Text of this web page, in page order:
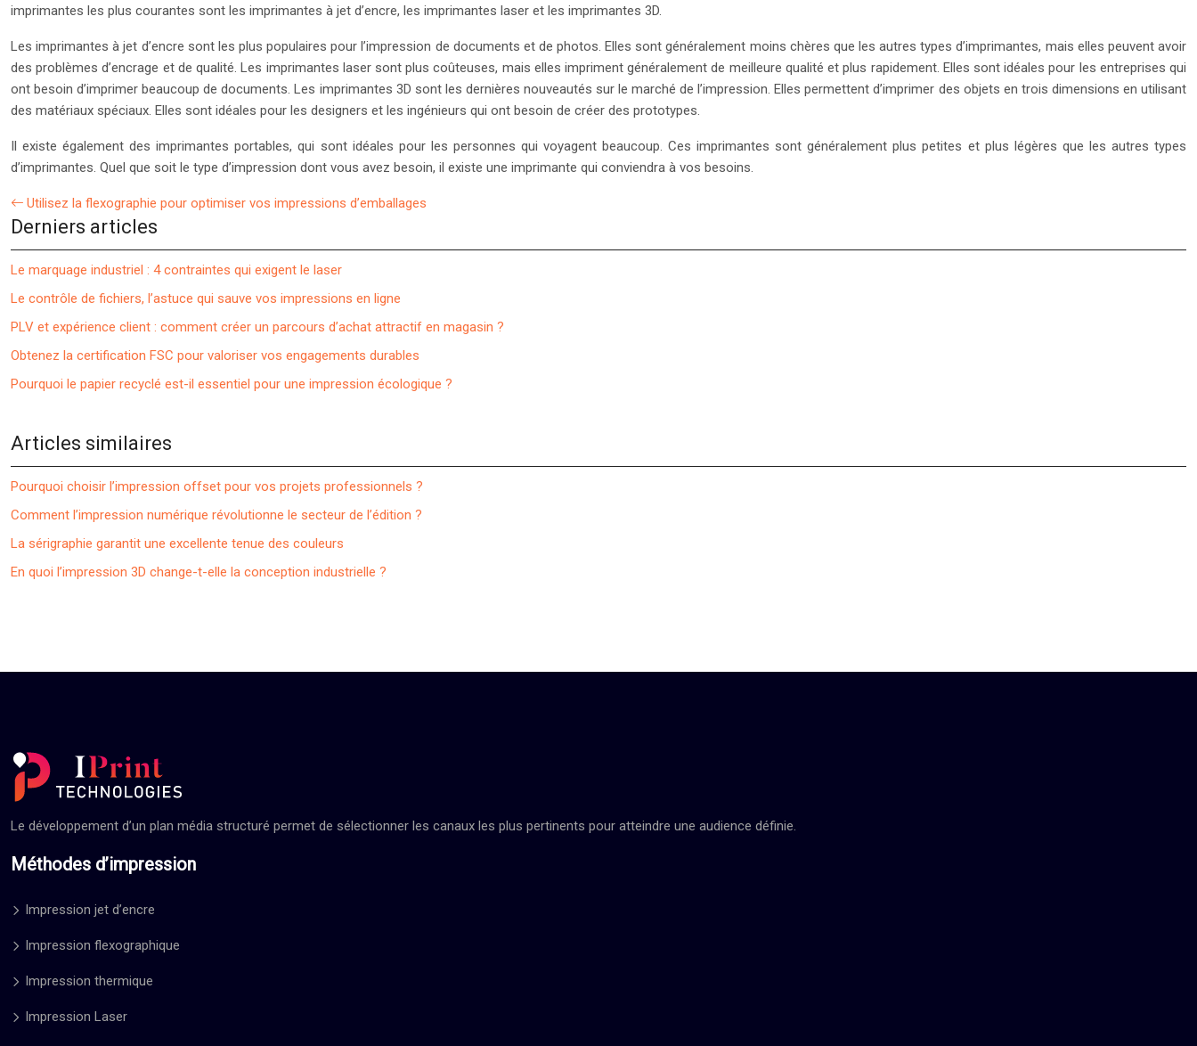
imprimantes les plus courantes sont les imprimantes à jet d’encre, les imprimantes laser et les imprimantes 3D.
Les imprimantes à jet d’encre sont les plus populaires pour l’impression de documents et de photos. Elles sont généralement moins chères que les autres types d’imprimantes, mais elles peuvent avoir
des problèmes d’encrage et de qualité. Les imprimantes laser sont plus coûteuses, mais elles impriment généralement de meilleure qualité et plus rapidement. Elles sont idéales pour les entreprises qui
ont besoin d’imprimer beaucoup de documents. Les imprimantes 3D sont les dernières nouveautés sur le marché de l’impression. Elles permettent d’imprimer des objets en trois dimensions en utilisant
des matériaux spéciaux. Elles sont idéales pour les designers et les ingénieurs qui ont besoin de créer des prototypes.
Il existe également des imprimantes portables, qui sont idéales pour les personnes qui voyagent beaucoup. Ces imprimantes sont généralement plus petites et plus légères que les autres types
d’imprimantes. Quel que soit le type d’impression dont vous avez besoin, il existe une imprimante qui conviendra à vos besoins.
Utilisez la flexographie pour optimiser vos impressions d’emballages
Derniers articles
Le marquage industriel : 4 contraintes qui exigent le laser
Le contrôle de fichiers, l’astuce qui sauve vos impressions en ligne
PLV et expérience client : comment créer un parcours d’achat attractif en magasin ?
Obtenez la certification FSC pour valoriser vos engagements durables
Pourquoi le papier recyclé est-il essentiel pour une impression écologique ?
Articles similaires
Pourquoi choisir l’impression offset pour vos projets professionnels ?
Comment l’impression numérique révolutionne le secteur de l’édition ?
La sérigraphie garantit une excellente tenue des couleurs
En quoi l’impression 3D change-t-elle la conception industrielle ?
Le développement d’un plan média structuré permet de sélectionner les canaux les plus pertinents pour atteindre une audience définie.
Méthodes d’impression
Impression jet d’encre
Impression flexographique
Impression thermique
Impression Laser